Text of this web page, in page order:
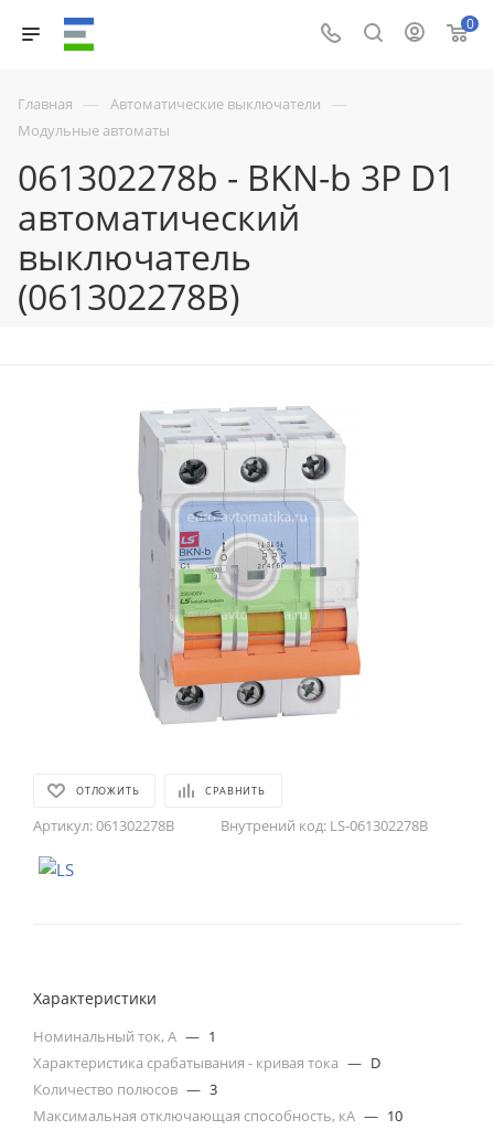
0
Главная — Автоматические выключатели —
Модульные автоматы
061302278b - BKN-b 3P D1
автоматический
выключатель
(061302278B)
ОТЛОЖИТЬ СРАВНИТЬ
Артикул:061302278B Внутрений код: LS-061302278B
Характеристики
Номинальный ток, А — 1
Характеристика срабатывания - кривая тока — D
Количество полюсов — 3
Максимальная отключающая способность, кА — 10